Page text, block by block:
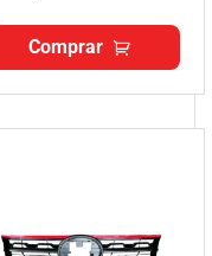
Comprar